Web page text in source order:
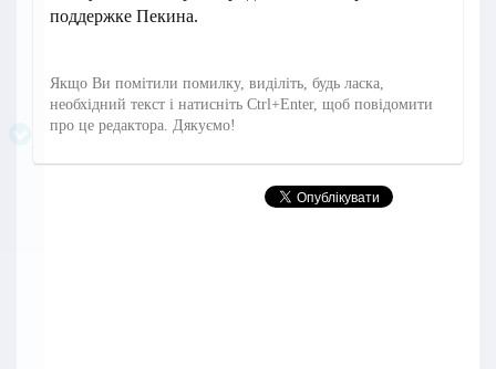
поддержке Пекина.
Якщо Ви помітили помилку, виділіть, будь ласка,
необхідний текст і натисніть Ctrl+Enter, щоб повідомити
про це редактора. Дякуємо!